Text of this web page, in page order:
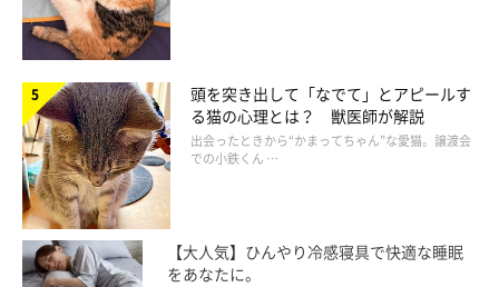
ねこのきもち投稿写真ギャラリー
頭を突き出して「なでて」とアピールす
る猫の心理とは？ 獣医師が解説
出会ったときから“かまってちゃん”な愛猫。譲渡会
での小鉄くん …
【大人気】ひんやり冷感寝具で快適な睡眠
をあなたに。